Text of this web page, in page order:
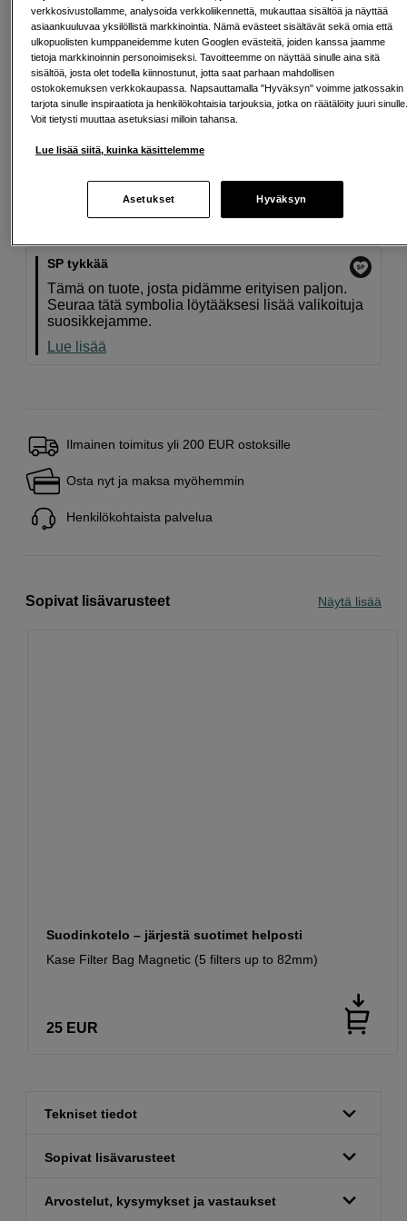
Maksa Svea-erämaksulla
Esimerkki: 36 kk, 4 EUR/kk, yhteensä 149 EUR, todellinen vuosikorko
19,07 %
velkaneuvonnasta. Yhteystiedot löydät sivulta
kkv.fi (avautuu uuteen
SP tykkää
Tämä on tuote, josta pidämme erityisen paljon.
Seuraa tätä symbolia löytääksesi lisää valikoituja
suosikkejamme.
Lue lisää
Ilmainen toimitus yli 200 EUR ostoksille
Osta nyt ja maksa myöhemmin
Henkilökohtaista palvelua
Sopivat lisävarusteet Näytä lisää
Suodinkotelo – järjestä suotimet helposti
Kase Filter Bag Magnetic (5 filters up to 82mm)
25 EUR
Tekniset tiedot
Sopivat lisävarusteet
Arvostelut, kysymykset ja vastaukset
verkkosivustollamme, analysoida verkkoliikennettä, mukauttaa sisältöä ja näyttää
asiaankuuluvaa yksilöllistä markkinointia. Nämä evästeet sisältävät sekä omia että
ulkopuolisten kumppaneidemme kuten Googlen evästeitä, joiden kanssa jaamme
tietoja markkinoinnin personoimiseksi. Tavoitteemme on näyttää sinulle aina sitä
sisältöä, josta olet todella kiinnostunut, jotta saat parhaan mahdollisen
ostokokemuksen verkkokaupassa. Napsauttamalla "Hyväksyn" voimme jatkossakin
tarjota sinulle inspiraatiota ja henkilökohtaisia tarjouksia, jotka on räätälöity juuri
Voit tietysti muuttaa asetuksiasi milloin tahansa.
Lue lisää siitä, kuinka käsittelemme
Asetukset Hyväksyn